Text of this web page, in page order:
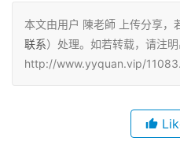
本文由用户 陳老師 上传分享，
联系）处理。如若转载，请注明
http://www.yyquan.vip/